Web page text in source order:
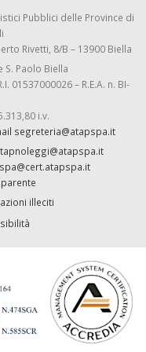
Pubblici delle Province di
Rivetti, 8/B – 13900 Biella
S. Paolo Biella
01537000026 – R.E.A. n. BI-
i.v.
segreteria@atapspa.it
illeciti